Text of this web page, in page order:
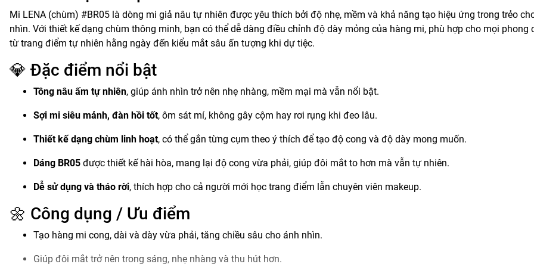
Mi LENA (chùm) #BR05 là dòng mi giả nâu tự nhiên được yêu thích bởi độ nhẹ, mềm và khả năng tạo hiệu ứng trong trẻo
nhìn. Với thiết kế dạng chùm thông minh, bạn có thể dễ dàng điều chỉnh độ dày mỏng của hàng mi, phù hợp cho mọi phong
từ trang điểm tự nhiên hằng ngày đến kiểu mắt sâu ấn tượng khi dự tiệc.
💎 Đặc điểm nổi bật
Tông nâu ấm tự nhiên, giúp ánh nhìn trở nên nhẹ nhàng, mềm mại mà vẫn nổi bật.
Sợi mi siêu mảnh, đàn hồi tốt, ôm sát mí, không gây cộm hay rơi rụng khi đeo lâu.
Thiết kế dạng chùm linh hoạt, có thể gắn từng cụm theo ý thích để tạo độ cong và độ dày mong muốn.
Dáng BR05 được thiết kế hài hòa, mang lại độ cong vừa phải, giúp đôi mắt to hơn mà vẫn tự nhiên.
Dễ sử dụng và tháo rời, thích hợp cho cả người mới học trang điểm lẫn chuyên viên makeup.
🌼 Công dụng / Ưu điểm
Tạo hàng mi cong, dài và dày vừa phải, tăng chiều sâu cho ánh nhìn.
Giúp đôi mắt trở nên trong sáng, nhẹ nhàng và thu hút hơn.